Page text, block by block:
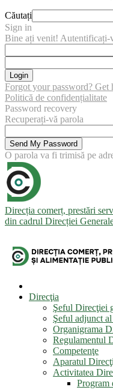
Căutați
Sign in
Bine ați venit! Autentificați-
Forgot your password? Get
Politică de confidențialitate
Password recovery
Recuperați-vă parola
O parola va fi trimisă pe
Direcția comerț, prestări
din cadrul Direcției
Direcţia
Şeful Direcţiei
Şeful adjunct
Organigrama
Regulamentul
Competenţe
Aparatul
Activitatea
Program